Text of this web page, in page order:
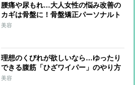
腰痛や尿もれ…大人女性の悩み改善の
カギは骨盤に！骨盤矯正パーソナルト
レーナーが教える寝たままできる体操
美容
理想のくびれが欲しいなら…ゆったり
できる腹筋「ひざワイパー」のやり方
美容